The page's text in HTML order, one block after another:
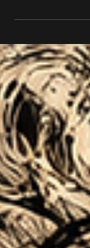
$220
prijzen voor
Micron
marges en
grootste
productie of
vanaf 2027
onder druk